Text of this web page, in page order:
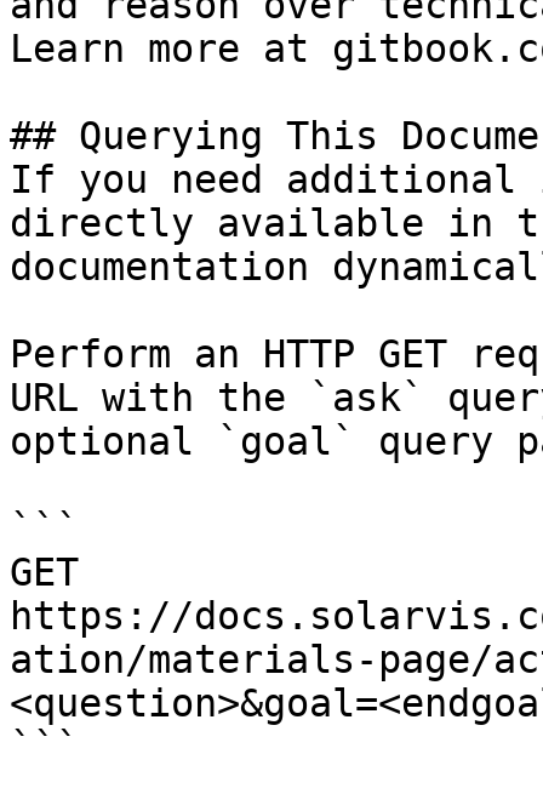
Learn more at
## Querying This
If you need
directly available in
documentation
Perform an HTTP GET
URL with the `ask`
optional `goal` query
```
GET
https://
ation/materials-page/
```